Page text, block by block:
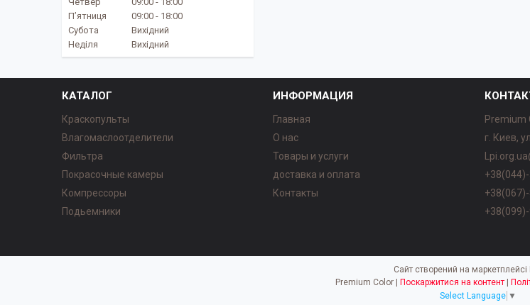
Пʼятниця
09:00
18:00
Субота
Вихідний
Неділя
Вихідний
КАТАЛОГ
Краскопульты
Влагомаслоотделители
Фильтра
Покрасочные камеры
Компрессоры
Подьемники
ИНФОРМАЦИЯ
Главная
О нас
Товары и услуги
доставка и оплата
Контакты
Premium
г. Киев,
Сайт створений на маркетплейсі
Поскаржитися на контент
Select Language ▼